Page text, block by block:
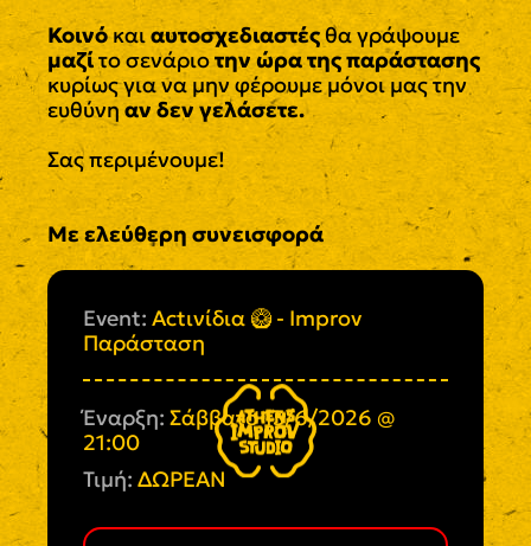
Κοινόκαιαυτοσχεδιαστέςθα γράψουμε
μαζίτο σενάριοτην ώρα της παράστασης
κυρίως για να μην φέρουμε μόνοι μας την
ευθύνηαν δεν γελάσετε.
Σας περιμένουμε!
Με ελεύθερη συνεισφορά
Event: Actινίδια 🥝 - Improv
Παράσταση
Έναρξη: Σάββατο 13/6/2026 @
21:00
Τιμή: ΔΩΡΕΑΝ